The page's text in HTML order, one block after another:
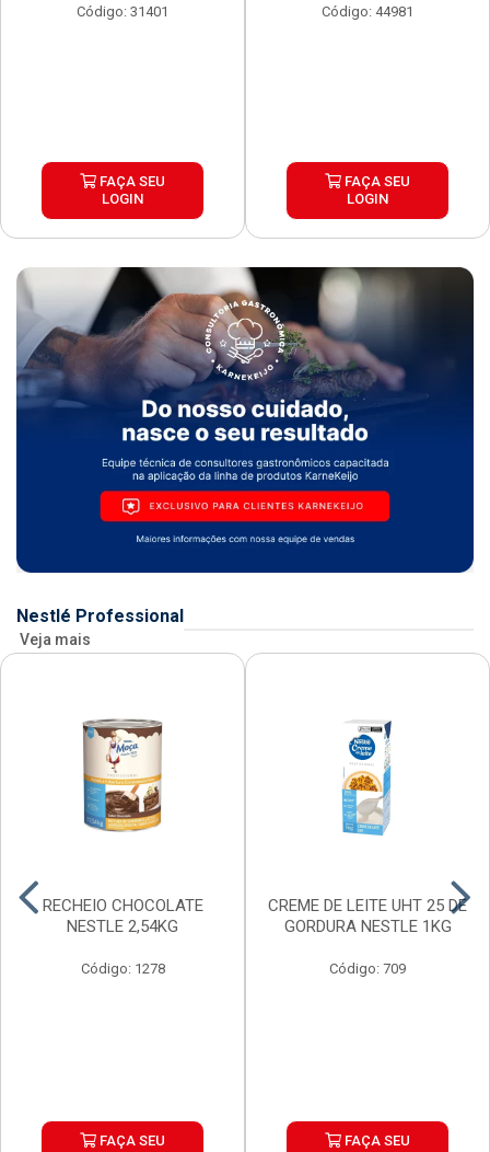
Código: 31401
FAÇA SEU
LOGIN
Código: 44981
FAÇA SEU
LOGIN
Nestlé Professional
Veja mais
RECHEIO CHOCOLATE
NESTLE 2,54KG
Código: 1278
FAÇA SEU
CREME DE LEITE UHT 25 DE
GORDURA NESTLE 1KG
Código: 709
FAÇA SEU